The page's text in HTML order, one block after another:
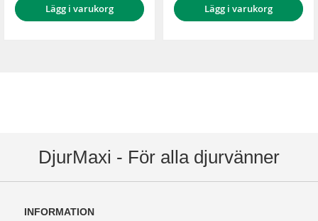
Lägg i varukorg Lägg i varukorg
DjurMaxi - För alla djurvänner
INFORMATION